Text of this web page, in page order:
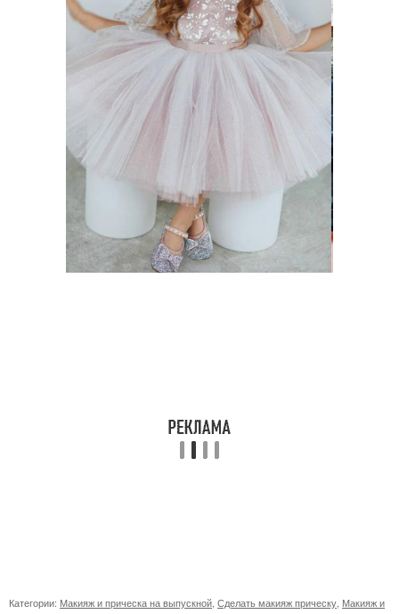
Категории: Макияж и прическа на выпускной Сделать макияж прическу Макияж и